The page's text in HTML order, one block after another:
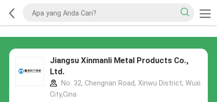
Jiangsu Xinmanli Metal Products Co.,
Ltd.
No. 32, Chengnan Road, Xinwu District, Wuxi
City,Cina